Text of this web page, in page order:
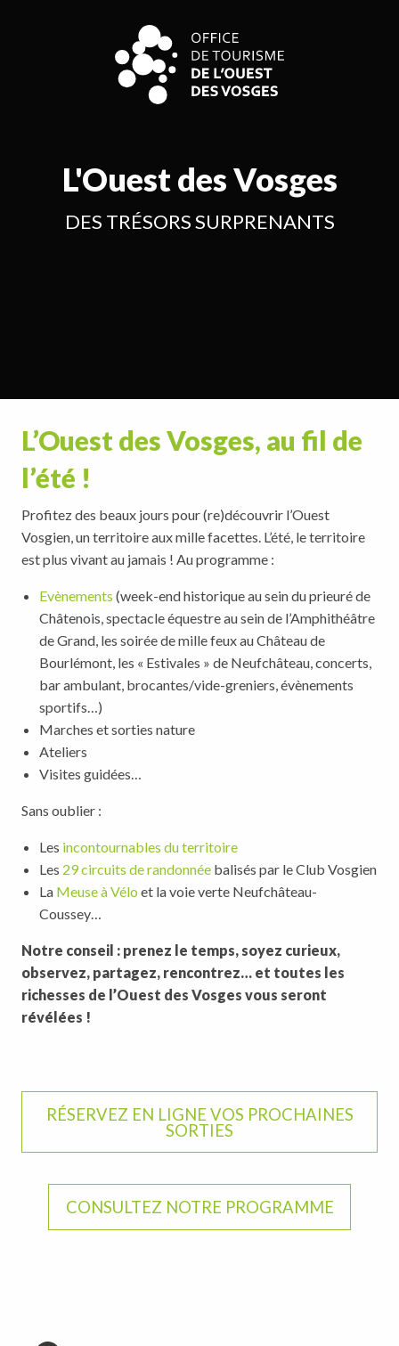
L'Ouest des Vosges
DES TRÉSORS SURPRENANTS
L’Ouest des Vosges, au fil de
l’été !
Profitez des beaux jours pour (re)découvrir l’Ouest
Vosgien, un territoire aux mille facettes. L’été, le territoire
est plus vivant au jamais ! Au programme :
Evènements (week-end historique au sein du prieuré de
Châtenois, spectacle équestre au sein de l’Amphithéâtre
de Grand, les soirée de mille feux au Château de
Bourlémont, les « Estivales » de Neufchâteau, concerts,
bar ambulant, brocantes/vide-greniers, évènements
sportifs…)
Marches et sorties nature
Ateliers
Visites guidées…
Sans oublier :
Les incontournables du territoire
Les 29 circuits de randonnée balisés par le Club Vosgien
La Meuse à Vélo et la voie verte Neufchâteau-
Coussey…
Notre conseil : prenez le temps, soyez curieux,
observez, partagez, rencontrez… et toutes les
richesses de l’Ouest des Vosges vous seront
révélées !
RÉSERVEZ EN LIGNE VOS PROCHAINES
SORTIES
CONSULTEZ NOTRE PROGRAMME